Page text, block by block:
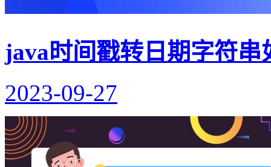
java时间戳转日期字符串
2023-09-27